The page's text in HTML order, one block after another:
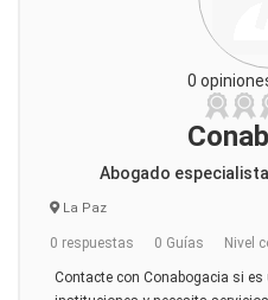
0
Abogado
La Paz
0 respuestas 0 Guías Nivel
Contacte con Conabogacia si